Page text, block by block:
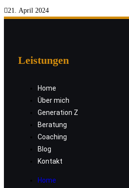
21. April 2024
Leistungen
Home
Über mich
Generation Z
Beratung
Coaching
Blog
Kontakt
Home